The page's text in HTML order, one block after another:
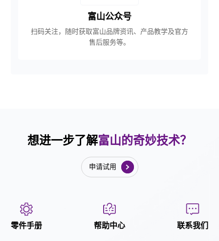
富山公众号
扫码关注，随时获取富山品牌资讯、产品教学及官方
售后服务等。
想进一步了解富山的奇妙技术？
申请试用
零件手册 帮助中心 联系我们